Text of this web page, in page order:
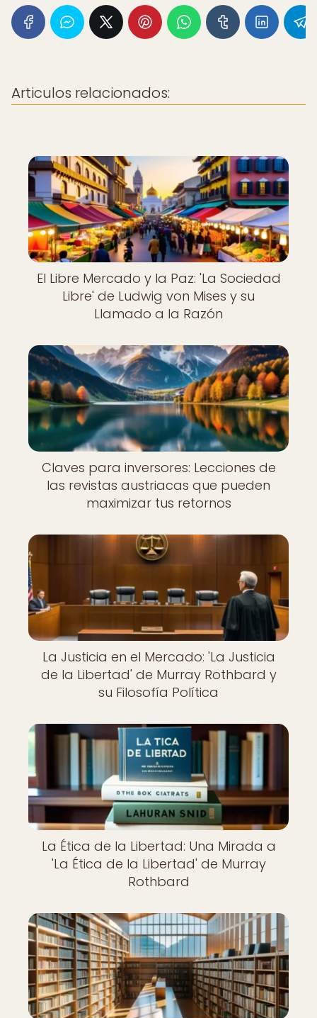
Articulos relacionados:
El Libre Mercado y la Paz: 'La Sociedad
Libre' de Ludwig von Mises y su
Llamado a la Razón
Claves para inversores: Lecciones de
las revistas austriacas que pueden
maximizar tus retornos
La Justicia en el Mercado: 'La Justicia
de la Libertad' de Murray Rothbard y
su Filosofía Política
La Ética de la Libertad: Una Mirada a
'La Ética de la Libertad' de Murray
Rothbard